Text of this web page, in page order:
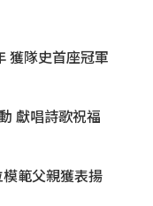
獲隊史首座冠軍
獻唱詩歌祝福
範父親獲表揚